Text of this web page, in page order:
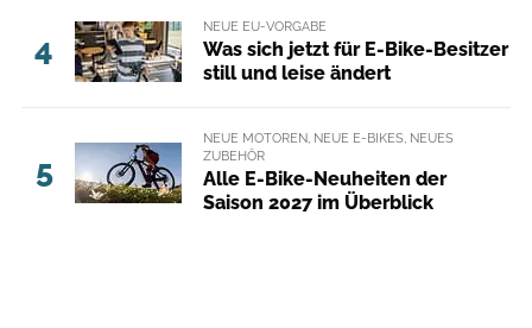
4
NEUE EU-VORGABE
Was sich jetzt für E-Bike-Besitzer
still und leise ändert
5
NEUE MOTOREN, NEUE E-BIKES, NEUES
ZUBEHÖR
Alle E-Bike-Neuheiten der
Saison 2027 im Überblick